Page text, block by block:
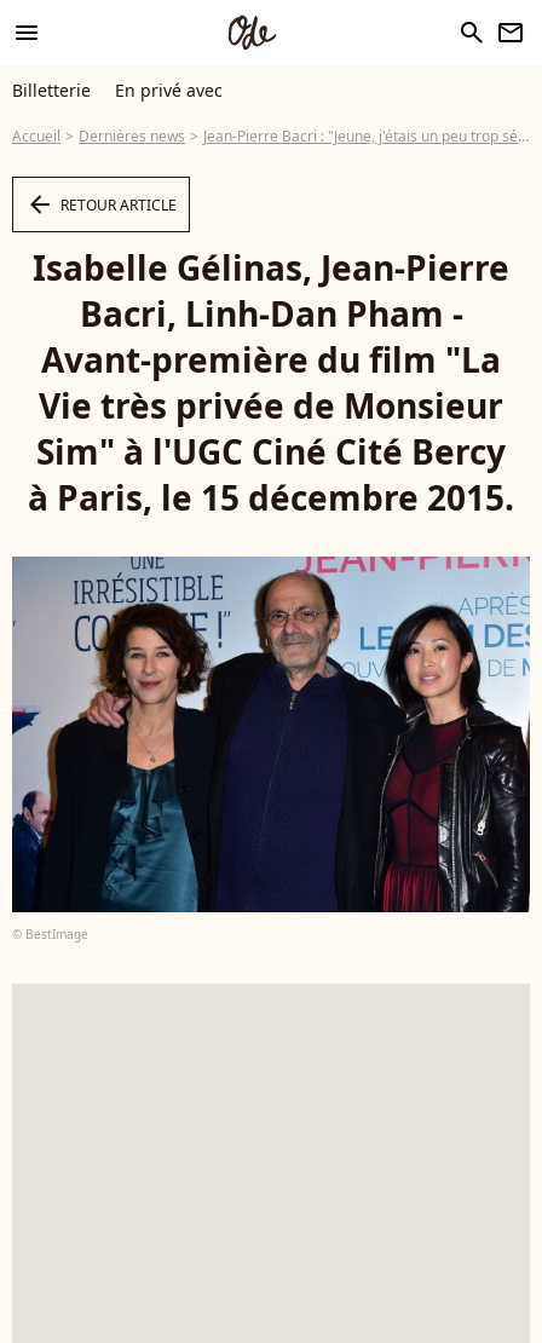
menu search newsletter
Billetterie En privé avec
Accueil Dernières news Jean-Pierre Bacri : "Jeune, j'étais un peu trop séducteur"
arrow_left RETOUR ARTICLE
Isabelle Gélinas, Jean-Pierre
Bacri, Linh-Dan Pham -
Avant-première du film "La
Vie très privée de Monsieur
Sim" à l'UGC Ciné Cité Bercy
à Paris, le 15 décembre 2015.
© BestImage